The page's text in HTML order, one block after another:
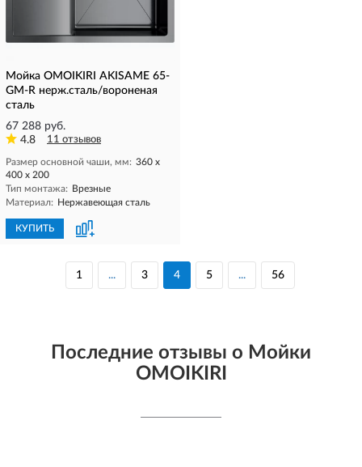
Мойка OMOIKIRI AKISAME 65-
GM-R нерж.сталь/вороненая
сталь
67 288 руб.
4.8
11 отзывов
Размер основной чаши, мм: 360 х
400 х 200
Тип монтажа: Врезные
Материал: Нержавеющая сталь
КУПИТЬ
1 ... 3 4 5 ... 56
Последние отзывы о Мойки
OMOIKIRI